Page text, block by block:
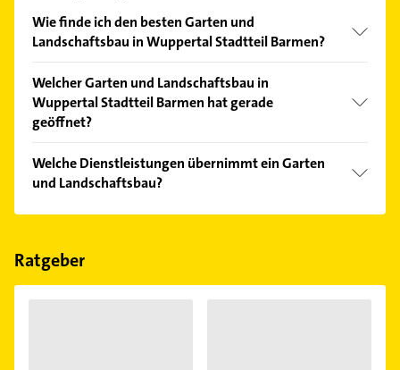
Wie finde ich den besten Garten und
Landschaftsbau in Wuppertal Stadtteil Barmen?
Kundenmeinungen und profitieren Sie von den
Empfehlungen. Die Suchergebnisse können Sie sich
einfach nach
Welcher Garten und Landschaftsbau in
Wuppertal Stadtteil Barmen hat gerade
geöffnet?
Bitte beachten Sie, dass diese an Sonn- und
Feiertagen abweichen können.
Welche Dienstleistungen übernimmt ein Garten
und Landschaftsbau?
Folgende Leistungen werden angeboten:
Ratgeber